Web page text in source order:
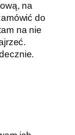
na
do
na nie